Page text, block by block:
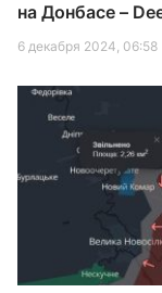
на Донбасе –
6 декабря 2024, 06:58